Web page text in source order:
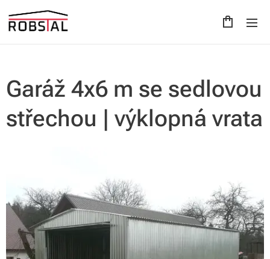
Garáž 4x6 m se sedlovou
střechou | výklopná vrata